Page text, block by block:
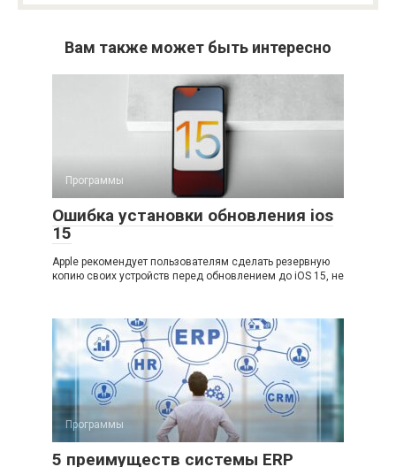
Вам также может быть интересно
Программы
Ошибка установки обновления ios
15
Apple рекомендует пользователям сделать резервную
копию своих устройств перед обновлением до iOS 15, не
Программы
5 преимуществ системы ERP